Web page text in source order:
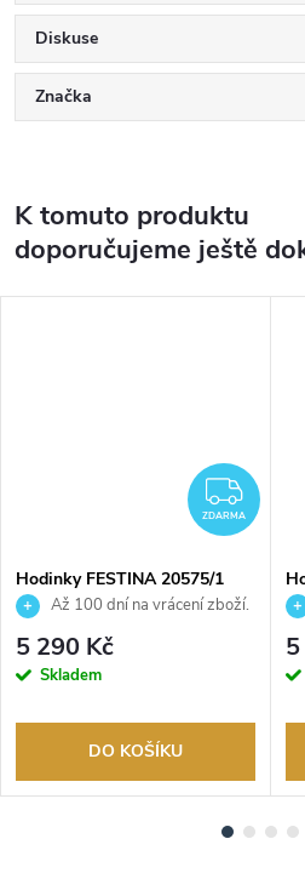
Diskuse
Značka
K tomuto produktu
doporučujeme ještě
ZDARMA
Hodinky FESTINA 20575/1
Až 100 dní na vrácení zboží.
Autorizovaný prodejce.
5 290 Kč
Skladem
DO KOŠÍKU